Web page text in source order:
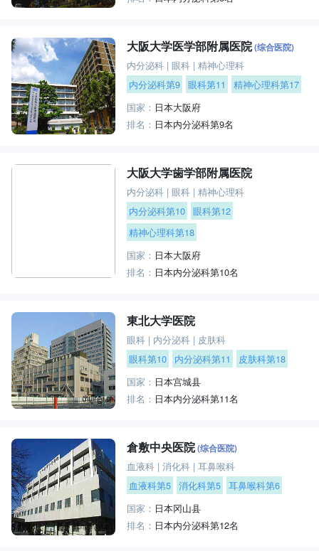
大阪大学医学部附属医院(综合医院)
内分泌科 |眼科 |精神心理科
内分泌科第9 眼科第11
精神心理科第17
国家： 日本大阪府
排名： 日本内分泌科第9名
大阪大学歯学部附属医院
内分泌科 |眼科 |精神心理科
内分泌科第10 眼科第12
精神心理科第18
国家： 日本大阪府
排名： 日本内分泌科第10名
東北大学医院
眼科 | 内分泌科 | 皮肤科
眼科第10
内分泌科第11
皮肤科第18
国家： 日本宫城县
排名： 日本内分泌科第11名
倉敷中央医院(综合医院)
血液科 |消化科 |耳鼻喉科
血液科第5 消化科第5 耳鼻喉科第6
国家： 日本冈山县
排名： 日本内分泌科第12名